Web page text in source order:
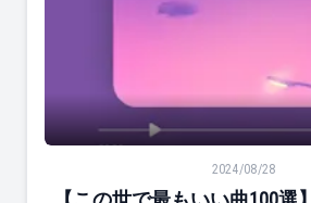
【この世で最もいい曲100選】
2024/08/28